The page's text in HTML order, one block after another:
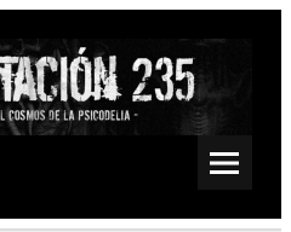
Sludge, Fuzz, Space, Drone